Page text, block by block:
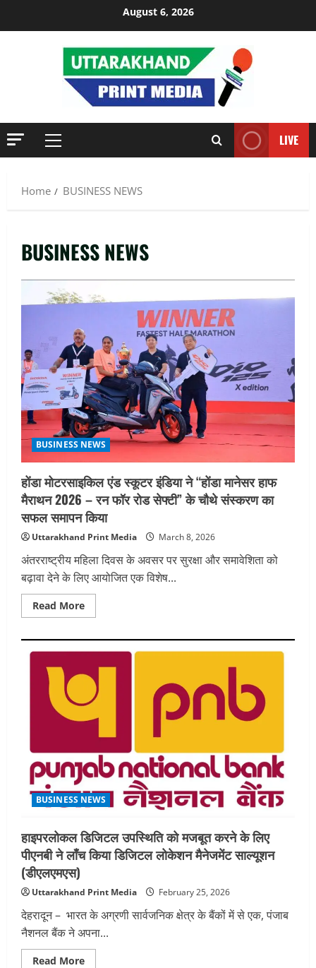
August 6, 2026
Primary
LIVE
Home BUSINESS NEWS
BUSINESS NEWS
BUSINESS NEWS
होंडा मोटरसाइकिल एंड स्कूटर इंडिया ने “होंडा मानेसर हाफ
मैराथन 2026 – रन फॉर रोड सेफ्टी” के चौथे संस्करण का
सफल समापन किया
Uttarakhand Print Media March 8, 2026
अंतरराष्ट्रीय महिला दिवस के अवसर पर सुरक्षा और समावेशिता को
बढ़ावा देने के लिए आयोजित एक विशेष...
Read MoreRead
more
मोटरसाइकिल
एंड
स्कूटर
इंडिया
“होंडा
मानेसर
मैराथन
2026
रन
फॉर
रोड
सेफ्टी”
के
चौथे
सफल
समापन
किया
BUSINESS NEWS
हाइपरलोकल डिजिटल उपस्थिति को मजबूत करने के लिए
पीएनबी ने लाँच किया डिजिटल लोकेशन मैनेजमेंट साल्यूशन
(डीएलएमएस)
Uttarakhand Print Media February 25, 2026
देहरादून – भारत के अग्रणी सार्वजनिक क्षेत्र के बैंकों में से एक, पंजाब
नैशनल बैंक ने अपना...
Read MoreRead